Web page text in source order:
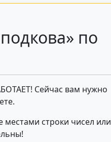
по
Сейчас вам нужно
местами строки чисел или